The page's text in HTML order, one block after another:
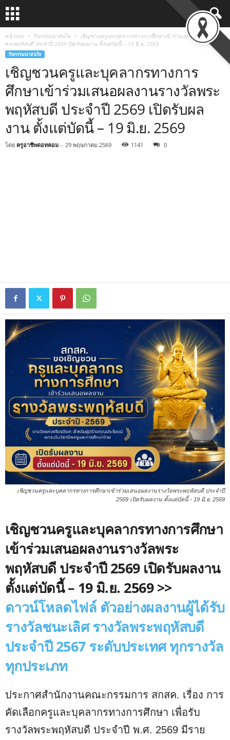
หน้าแรก กิจกรรมน่าสนใจ
เชิญชวนครูและบุคลากรทางการศึกษาเข้าร่วมเสนอผลงานรางวัล
พระพฤหัสบดี ประจำปี 2569 เปิดรับผลงาน ตั้งแต่บัดนี้ – 19 มิ.ย. 2569
กิจกรรมน่าสนใจ
เชิญชวนครูและบุคลากรทางการ
ศึกษาเข้าร่วมเสนอผลงานรางวัลพระ
พฤหัสบดี ประจำปี 2569 เปิดรับผล
งาน ตั้งแต่บัดนี้ – 19 มิ.ย. 2569
โดย ครูอาชีพดอทคอม - 29 พฤษภาคม 2569 1141 0
เชิญชวนครูและบุคลากรทางการศึกษาเข้าร่วมเสนอผลงานรางวัลพระพฤหัสบดี ประจำปี
2569 เปิดรับผลงาน ตั้งแต่บัดนี้ - 19 มิ.ย. 2569
เชิญชวนครูและบุคลากรทางการศึกษา
เข้าร่วมเสนอผลงานรางวัลพระ
พฤหัสบดี ประจำปี 2569 เปิดรับผลงาน
ตั้งแต่บัดนี้ – 19 มิ.ย. 2569 >>
ดาวน์โหลดไฟล์ ตัวอย่างผลงานผู้ได้รับ
รางวัลชนะเลิศ รางวัลพระพฤหัสบดี
ประจำปี 2567 ระดับประเทศ ทุกรางวัล
ทุกประเภท
ประกาศสำนักงานคณะกรรมการ สกสค. เรื่อง การ
คัดเลือกครูและบุคลากรทางการศึกษา เพื่อรับ
รางวัลพระพฤหัสบดี ประจำปี พ.ศ. 2569 มีราย